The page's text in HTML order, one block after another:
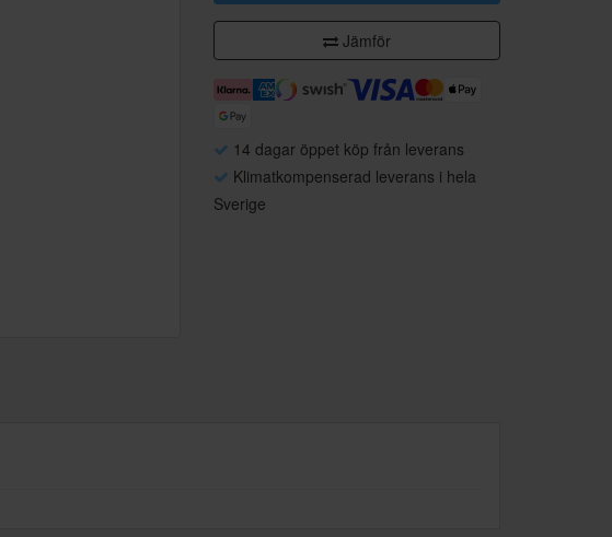
Jämför
14 dagar öppet köp från leverans
Klimatkompenserad leverans i hela
Sverige